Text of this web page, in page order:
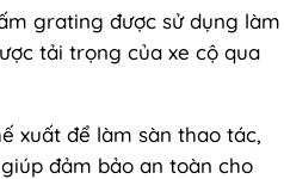
grating được sử dụng làm
tải trọng của xe cộ qua
xuất để làm sàn thao tác,
đảm bảo an toàn cho